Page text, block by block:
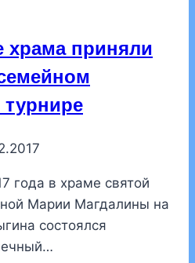
Красногвардейского
храма приняли
года в храме святой
Марии Магдалины на
состоялся